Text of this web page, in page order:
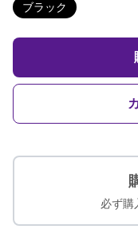
ブラック
必ず購